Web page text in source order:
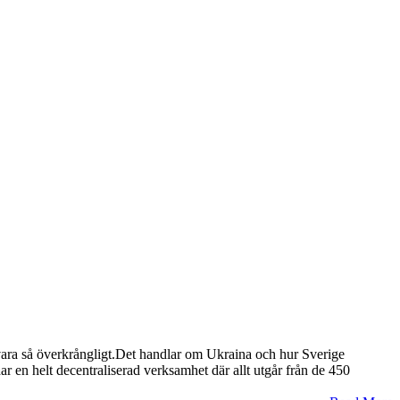
så överkrångligt.Det handlar om Ukraina och hur Sverige
en helt decentraliserad verksamhet där allt utgår från de 450